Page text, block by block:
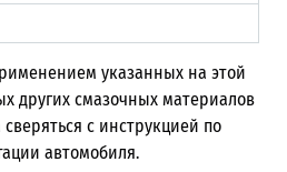
указанных на этой
других смазочных материалов
с инструкцией по
автомобиля.